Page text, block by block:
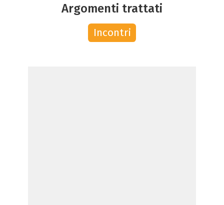
Argomenti trattati
Incontri